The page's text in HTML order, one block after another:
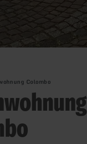
Colombo